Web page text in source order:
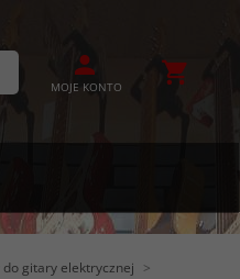
MOJE KONTO
do gitary elektrycznej